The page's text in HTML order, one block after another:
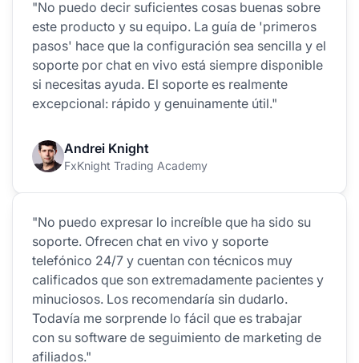
"No puedo decir suficientes cosas buenas sobre
este producto y su equipo. La guía de 'primeros
pasos' hace que la configuración sea sencilla y el
soporte por chat en vivo está siempre disponible
si necesitas ayuda. El soporte es realmente
excepcional: rápido y genuinamente útil."
Andrei Knight
FxKnight Trading Academy
"No puedo expresar lo increíble que ha sido su
soporte. Ofrecen chat en vivo y soporte
telefónico 24/7 y cuentan con técnicos muy
calificados que son extremadamente pacientes y
minuciosos. Los recomendaría sin dudarlo.
Todavía me sorprende lo fácil que es trabajar
con su software de seguimiento de marketing de
afiliados."